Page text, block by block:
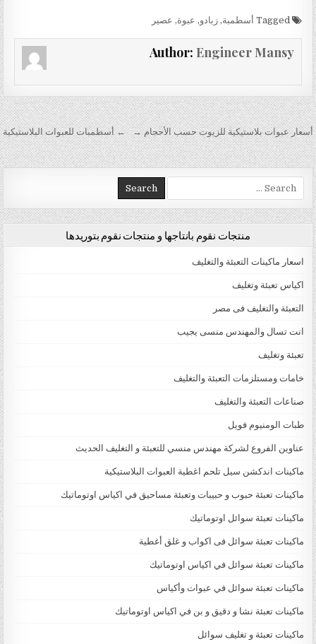
Tagged أسطمبة,زبادو, عبوة, عصير
Author: Engineer Mansy
تصفّح المقالات ← أسطمبات للعبوات البلاستيكية أسعار عبوات بلاستيكية للزيوت حسب الأحجام →
Search for:
منتجات نقوم بانتاجها و منتجات نقوم بتوريدها
اسعار ماكينات التعبئة والتغليف
اكياس تعبئة وتغليف
التعبئة والتغليف فى مصر
انت تسال والمهندس منسى يجيب
تعبئة وتغليف
خامات ومستلزمات التعبئة والتغليف
صناعات التعبئة والتغليف
طبات الومنيوم فويل
عناوين الفروع لشركة مهندس منسي للتعبئة و التغليف الحديث
ماكينات اندكشن سيل تلحم اغطية العبوات البلاستيكية
ماكينات تعبئة حبوب و حبيبات وتعبئة مساحيق في اكياس اوتوماتيك
ماكينات تعبئة سوائل اوتوماتيك
ماكينات تعبئة سوائل فى اكواب و غلق أغطية
ماكينات تعبئة سوائل في اكياس اوتوماتيك
ماكينات تعبئة سوائل في عبوات وأكياس
ماكينات تعبئة نشا و دقيق و بن في اكياس اوتوماتيك
ماكينات تعبئة و تغليف سوائل